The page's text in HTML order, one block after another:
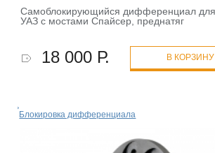
Самоблокирующийся дифференциал
УАЗ с мостами Спайсер, преднатяг
18 000 Р. В КОРЗИНУ
Блокировка дифференциала